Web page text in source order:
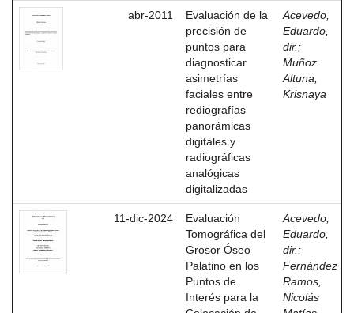
abr-2011
Evaluación de la
precisión de
puntos para
diagnosticar
asimetrías
faciales entre
rediografías
panorámicas
digitales y
radiográficas
analógicas
digitalizadas
Acevedo,
Eduardo,
dir. ;
Muñoz
Altuna,
Krisnaya
11-dic-2024
Evaluación
Tomográfica del
Grosor Óseo
Palatino en los
Puntos de
Interés para la
Acevedo,
Eduardo,
dir. ;
Fernández
Ramos,
Nicolás